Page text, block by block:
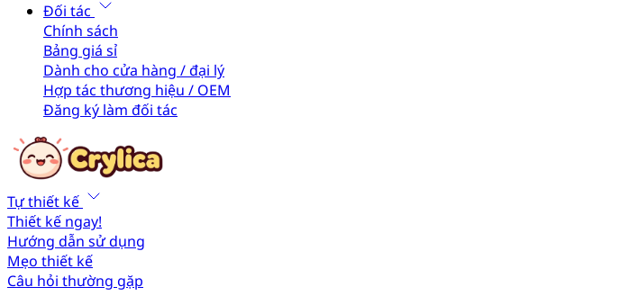
Đối tác
Chính sách
Bảng giá sỉ
Dành cho cửa hàng / đại lý
Hợp tác thương hiệu / OEM
Đăng ký làm đối tác
Tự thiết kế
Thiết kế ngay!
Hướng dẫn sử dụng
Mẹo thiết kế
Câu hỏi thường gặp